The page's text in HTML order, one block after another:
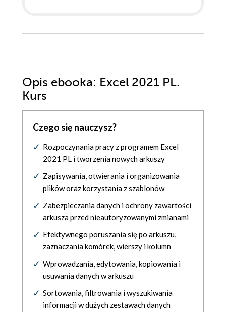
Opis ebooka: Excel 2021 PL.
Kurs
Czego się nauczysz?
Rozpoczynania pracy z programem Excel
2021 PL i tworzenia nowych arkuszy
Zapisywania, otwierania i organizowania
plików oraz korzystania z szablonów
Zabezpieczania danych i ochrony zawartości
arkusza przed nieautoryzowanymi zmianami
Efektywnego poruszania się po arkuszu,
zaznaczania komórek, wierszy i kolumn
Wprowadzania, edytowania, kopiowania i
usuwania danych w arkuszu
Sortowania, filtrowania i wyszukiwania
informacji w dużych zestawach danych